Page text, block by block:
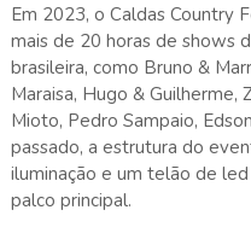
Em 2023, o Caldas Country
mais de 20 horas de shows
brasileira, como Bruno &
Maraisa, Hugo & Guilherme,
Mioto, Pedro Sampaio,
passado, a estrutura do
iluminação e um telão de
palco principal.